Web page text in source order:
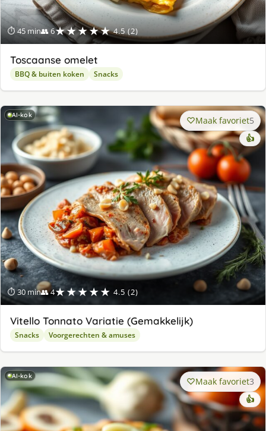
⏱ 45 min👥 6★★★★★ 4.5 (2)
Toscaanse omelet
BBQ & buiten koken Snacks
AI-kok
⏱ 30 min👥 4★★★★★ 4.5 (2)
Maak favoriet5
👍
Vitello Tonnato Variatie (Gemakkelijk)
Snacks Voorgerechten & amuses
AI-kok Maak favoriet3
👍